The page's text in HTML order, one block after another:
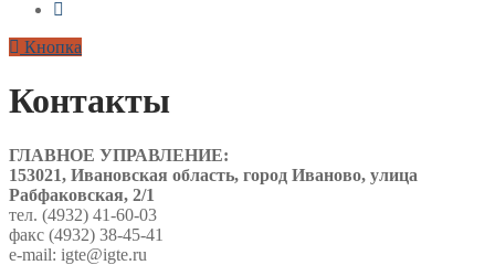
Кнопка
Контакты
ГЛАВНОЕ УПРАВЛЕНИЕ:
153021, Ивановская область, город Иваново, улица
Рабфаковская, 2/1
тел. (4932) 41-60-03
факс (4932) 38-45-41
e-mail: igte@igte.ru